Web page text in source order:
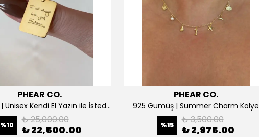
PHEAR CO.
14K ALTIN | Unisex Kendi El Yazın ile İstediğini Yazdır Plaka Kolye
%10 ₺ 25,000.00
₺ 22,500.00
PHEAR CO.
925 Gümüş | Summer Charm Kolye
%15 ₺ 3,500.00
₺ 2,975.00